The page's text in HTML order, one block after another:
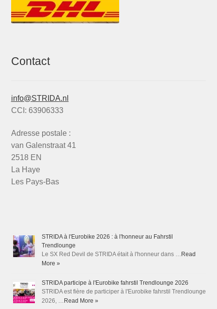
Contact
info@STRIDA.nl
CCI: 63906333
Adresse postale :
van Galenstraat 41
2518 EN
La Haye
Les Pays-Bas
STRIDA à l'Eurobike 2026 : à l'honneur au Fahrstil
Trendlounge
Le SX Red Devil de STRIDA était à l'honneur dans … Read
More »
STRIDA participe à l'Eurobike fahrstil Trendlounge 2026
STRIDA est fière de participer à l'Eurobike fahrstil Trendlounge
2026, … Read More »